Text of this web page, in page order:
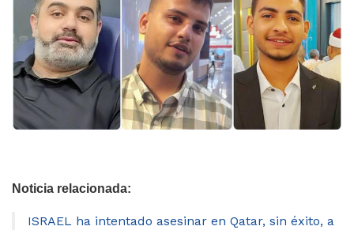
Noticia relacionada:
ISRAEL ha intentado asesinar en Qatar, sin éxito, a